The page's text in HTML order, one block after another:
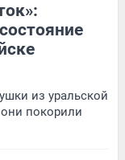
из уральской
покорили